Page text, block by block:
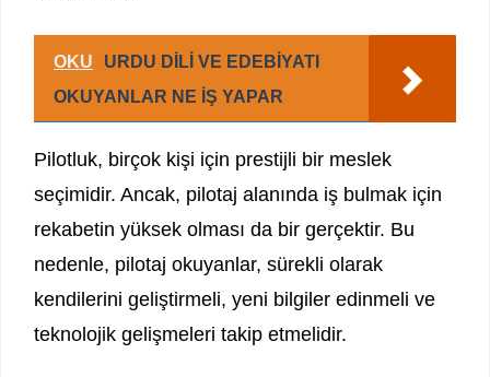
OKU
URDU DİLİ VE EDEBİYATI
OKUYANLAR NE İŞ YAPAR
Pilotluk, birçok kişi için prestijli bir meslek
seçimidir. Ancak, pilotaj alanında iş bulmak için
rekabetin yüksek olması da bir gerçektir. Bu
nedenle, pilotaj okuyanlar, sürekli olarak
kendilerini geliştirmeli, yeni bilgiler edinmeli ve
teknolojik gelişmeleri takip etmelidir.